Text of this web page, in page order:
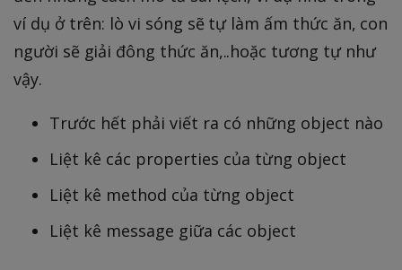
ví dụ ở trên: lò vi sóng sẽ tự làm ấm thức ăn, con
người sẽ giải đông thức ăn,..hoặc tương tự như
vậy.
Trước hết phải viết ra có những object nào
Liệt kê các properties của từng object
Liệt kê method của từng object
Liệt kê message giữa các object